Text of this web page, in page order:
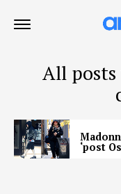
All posts
‘post